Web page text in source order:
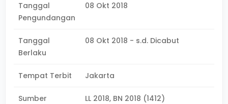
Tanggal
Pengundangan
08 Okt 2018
Tanggal
Berlaku
08 Okt 2018 - s.d. Dicabut
Tempat Terbit Jakarta
Sumber LL 2018, BN 2018 (1412)